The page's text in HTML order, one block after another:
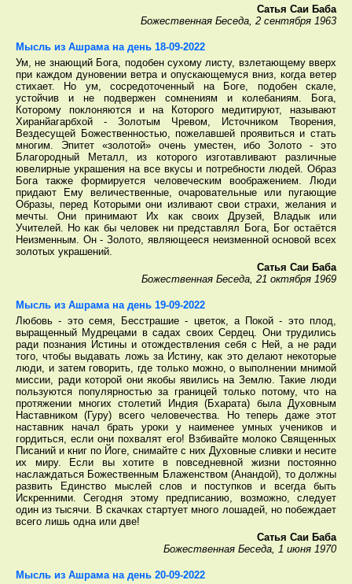
Сатья Саи Баба
Божественная Беседа, 2 сентября 1963
Мысль из Ашрама на день 18-09-2022
Ум, не знающий Бога, подобен сухому листу, взлетающему вверх
при каждом дуновении ветра и опускающемуся вниз, когда ветер
стихает. Но ум, сосредоточенный на Боге, подобен скале,
устойчив и не подвержен сомнениям и колебаниям. Бога,
Которому поклоняются и на Которого медитируют, называют
Хиранйагарбхой - Золотым Чревом, Источником Творения,
Вездесущей Божественностью, пожелавшей проявиться и стать
многим. Эпитет «золотой» очень уместен, ибо Золото - это
Благородный Металл, из которого изготавливают различные
ювелирные украшения на все вкусы и потребности людей. Образ
Бога также формируется человеческим воображением. Люди
придают Ему величественные, очаровательные или пугающие
Образы, перед Которыми они изливают свои страхи, желания и
мечты. Они принимают Их как своих Друзей, Владык или
Учителей. Но как бы человек ни представлял Бога, Бог остаётся
Неизменным. Он - Золото, являющееся неизменной основой всех
золотых украшений.
Сатья Саи Баба
Божественная Беседа, 21 октября 1969
Мысль из Ашрама на день 19-09-2022
Любовь - это семя, Бесстрашие - цветок, а Покой - это плод,
выращенный Мудрецами в садах своих Сердец. Они трудились
ради познания Истины и отождествления себя с Ней, а не ради
того, чтобы выдавать ложь за Истину, как это делают некоторые
люди, и затем говорить, где только можно, о выполнении мнимой
миссии, ради которой они якобы явились на Землю. Такие люди
пользуются популярностью за границей только потому, что на
протяжении многих столетий Индия (Бхарата) была Духовным
Наставником (Гуру) всего человечества. Но теперь даже этот
наставник начал брать уроки у наименее умных учеников и
гордиться, если они похвалят его! Взбивайте молоко Священных
Писаний и книг по Йоге, снимайте с них Духовные сливки и несите
их миру. Если вы хотите в повседневной жизни постоянно
наслаждаться Божественным Блаженством (Анандой), то должны
развить Единство мыслей слов и поступков и всегда быть
Искренними. Сегодня этому предписанию, возможно, следует
один из тысячи. В скачках стартует много лошадей, но побеждает
всего лишь одна или две!
Сатья Саи Баба
Божественная Беседа, 1 июня 1970
Мысль из Ашрама на день 20-09-2022